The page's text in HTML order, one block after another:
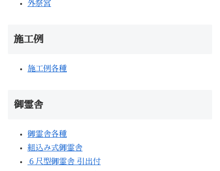
外祭宮
施工例
施工例各種
御霊舎
御霊舎各種
組込み式御霊舎
６尺型御霊舎 引出付